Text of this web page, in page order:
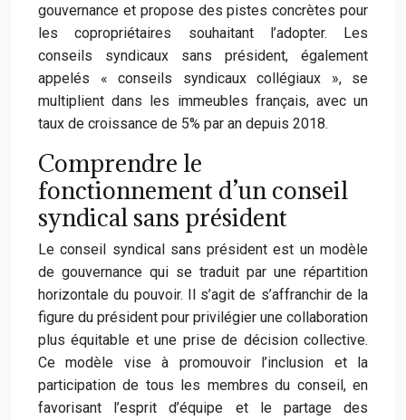
gouvernance et propose des pistes concrètes pour
les copropriétaires souhaitant l’adopter. Les
conseils syndicaux sans président, également
appelés « conseils syndicaux collégiaux », se
multiplient dans les immeubles français, avec un
taux de croissance de 5% par an depuis 2018.
Comprendre le
fonctionnement d’un conseil
syndical sans président
Le conseil syndical sans président est un modèle
de gouvernance qui se traduit par une répartition
horizontale du pouvoir. Il s’agit de s’affranchir de la
figure du président pour privilégier une collaboration
plus équitable et une prise de décision collective.
Ce modèle vise à promouvoir l’inclusion et la
participation de tous les membres du conseil, en
favorisant l’esprit d’équipe et le partage des